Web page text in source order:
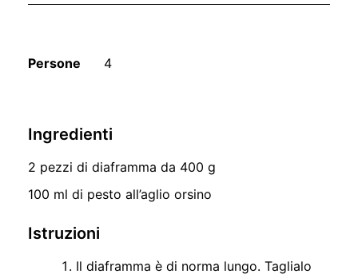
Persone 4
Ingredienti
2 pezzi di diaframma da 400 g
100 ml di pesto all’aglio orsino
Istruzioni
Il diaframma è di norma lungo. Taglialo